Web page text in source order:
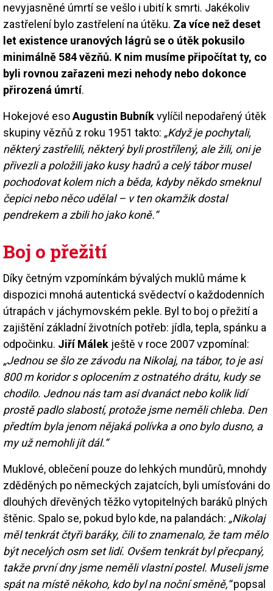
nevyjasněné úmrtí se vešlo i ubití k smrti. Jakékoliv
zastřelení bylo zastřelení na útěku. Za více než deset
let existence uranových lágrů se o útěk pokusilo
minimálně 584 vězňů. K nim musíme připočítat ty, co
byli rovnou zařazeni mezi nehody nebo dokonce
přirozená úmrtí.
Hokejové esoAugustin Bubníkvylíčil nepodařený útěk
skupiny vězňů z roku 1951 takto: „Když je pochytali,
některý zastřelili, některý byli prostřílený, ale žili, oni je
přivezli a položili jako kusy hadrů a celý tábor musel
pochodovat kolem nich a běda, kdyby někdo smeknul
čepici nebo něco udělal – v ten okamžik dostal
pendrekem a zbili ho jako koně.“
Boj o přežití
Díky četným vzpomínkám bývalých muklů máme k
dispozici mnohá autentická svědectví o každodenních
útrapách v jáchymovském pekle. Byl to boj o přežití a
zajištění základní životních potřeb: jídla, tepla, spánku a
odpočinku. Jiří Málek ještě v roce 2007 vzpomínal:
„Jednou se šlo ze závodu na Nikolaj, na tábor, to je asi
800 m koridor s oplocením z ostnatého drátu, kudy se
chodilo. Jednou nás tam asi dvanáct nebo kolik lidí
prostě padlo slabostí, protože jsme neměli chleba. Den
předtím byla jenom nějaká polívka a ono bylo dusno, a
my už nemohli jít dál.“
Muklové, oblečení pouze do lehkých mundůrů, mnohdy
zděděných po německých zajatcích, byli umísťováni do
dlouhých dřevěných těžko vytopitelných baráků plných
štěnic. Spalo se, pokud bylo kde, na palandách: „Nikolaj
měl tenkrát čtyři baráky, čili to znamenalo, že tam mělo
být necelých osm set lidí. Ovšem tenkrát byl přecpaný,
takže první dny jsme neměli vlastní postel. Museli jsme
spát na místě někoho, kdo byl na noční směně,“popsal